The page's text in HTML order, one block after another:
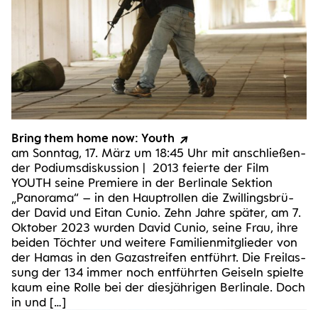
Bring them home now: Youth
am Sonn­tag, 17. März um 18:45 Uhr mit anschlie­ßen­
der Podi­ums­dis­kus­si­on | 2013 fei­er­te der Film
YOUTH sei­ne Pre­mie­re in der Ber­li­na­le Sek­ti­on
„Pan­ora­ma“ – in den Haupt­rol­len die Zwil­lings­brü­
der David und Eit­an Cunio. Zehn Jah­re spä­ter, am 7.
Okto­ber 2023 wur­den David Cunio, sei­ne Frau, ihre
bei­den Töch­ter und wei­te­re Fami­li­en­mit­glie­der von
der Hamas in den Gaza­strei­fen ent­führt. Die Frei­las­
sung der 134 immer noch ent­führ­ten Gei­seln spiel­te
kaum eine Rol­le bei der dies­jäh­ri­gen Ber­li­na­le. Doch
in und […]